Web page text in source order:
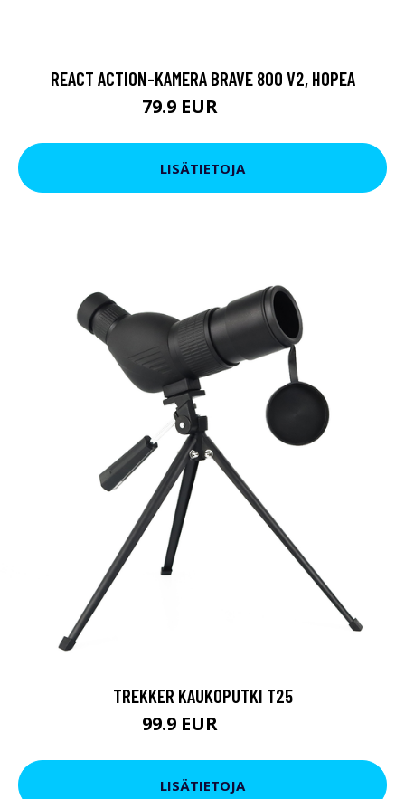
REACT ACTION-KAMERA BRAVE 800 V2, HOPEA
79.9 EUR
LISÄTIETOJA
TREKKER KAUKOPUTKI T25
99.9 EUR
LISÄTIETOJA